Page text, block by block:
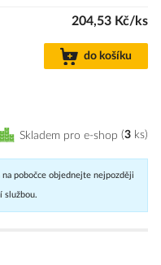
204,53 Kč/ks
do košíku
Skladem pro e-shop 3 ks
pobočce objednejte nejpozději
službou.